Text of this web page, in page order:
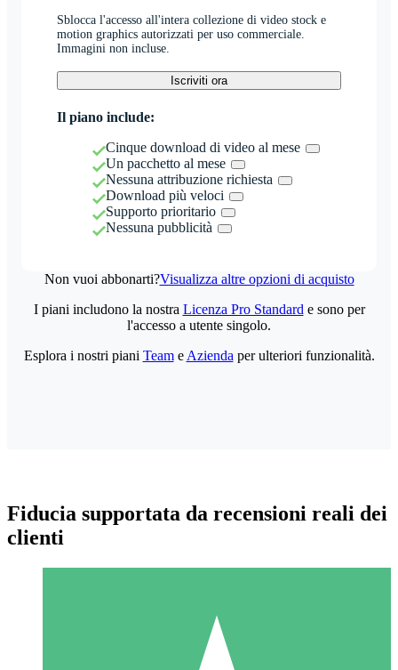
Sblocca l'accesso all'intera collezione di video stock e
motion graphics autorizzati per uso commerciale.
Immagini non incluse.
Iscriviti ora
Il piano include:
Cinque download di video al mese
Un pacchetto al mese
Nessuna attribuzione richiesta
Download più veloci
Supporto prioritario
Nessuna pubblicità
Non vuoi abbonarti?Visualizza altre opzioni di acquisto
I piani includono la nostra Licenza Pro Standard e sono per
l'accesso a utente singolo.
Esplora i nostri piani Teame Azienda per ulteriori funzionalità.
Fiducia supportata da recensioni reali dei
clienti